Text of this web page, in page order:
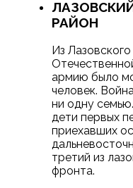
РАЙОН
Из
армию было
человек.
ни одну
дети первых
приехавших
третий из
фронта.